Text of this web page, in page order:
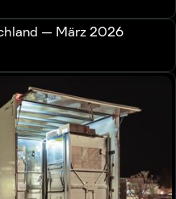
— März 2026